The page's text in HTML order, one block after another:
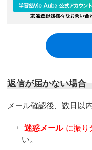
返信が届かない場合
メール確認後、数日以
迷惑メール に振り
い。